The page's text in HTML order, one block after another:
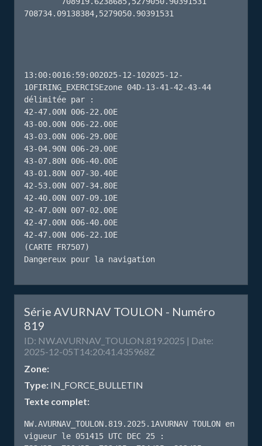
708734.09138384,5279050.90391531
13:00:0016:59:002025-12-102025-12-
10FIRING_EXERCISEzone 04D-13-41-42-43-44
délimitée par :
42-47.00N 006-22.00E
43-00.00N 006-22.00E
43-03.00N 006-29.00E
43-04.90N 006-29.00E
43-07.80N 006-40.00E
43-01.80N 007-30.40E
42-53.00N 007-34.80E
42-40.00N 007-09.10E
42-47.00N 007-02.00E
42-47.00N 006-40.00E
42-47.00N 006-22.10E
(CARTE FR7507)
Dangereux pour la navigation
Série AVURNAV TOULON - Numéro
819
ID: NW.AVURNAV_TOULON.819.2025 | Date:
2025-12-05T14:20:41.435968Z
Zone:
Type: IN_FORCE_BULLETIN
Texte complet:
NW.AVURNAV_TOULON.819.2025.1AVURNAV TOULON en
vigueur le 051415 UTC DEC 25 :